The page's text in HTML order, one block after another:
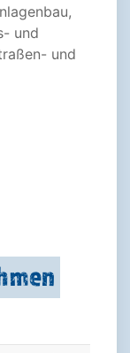
und
und